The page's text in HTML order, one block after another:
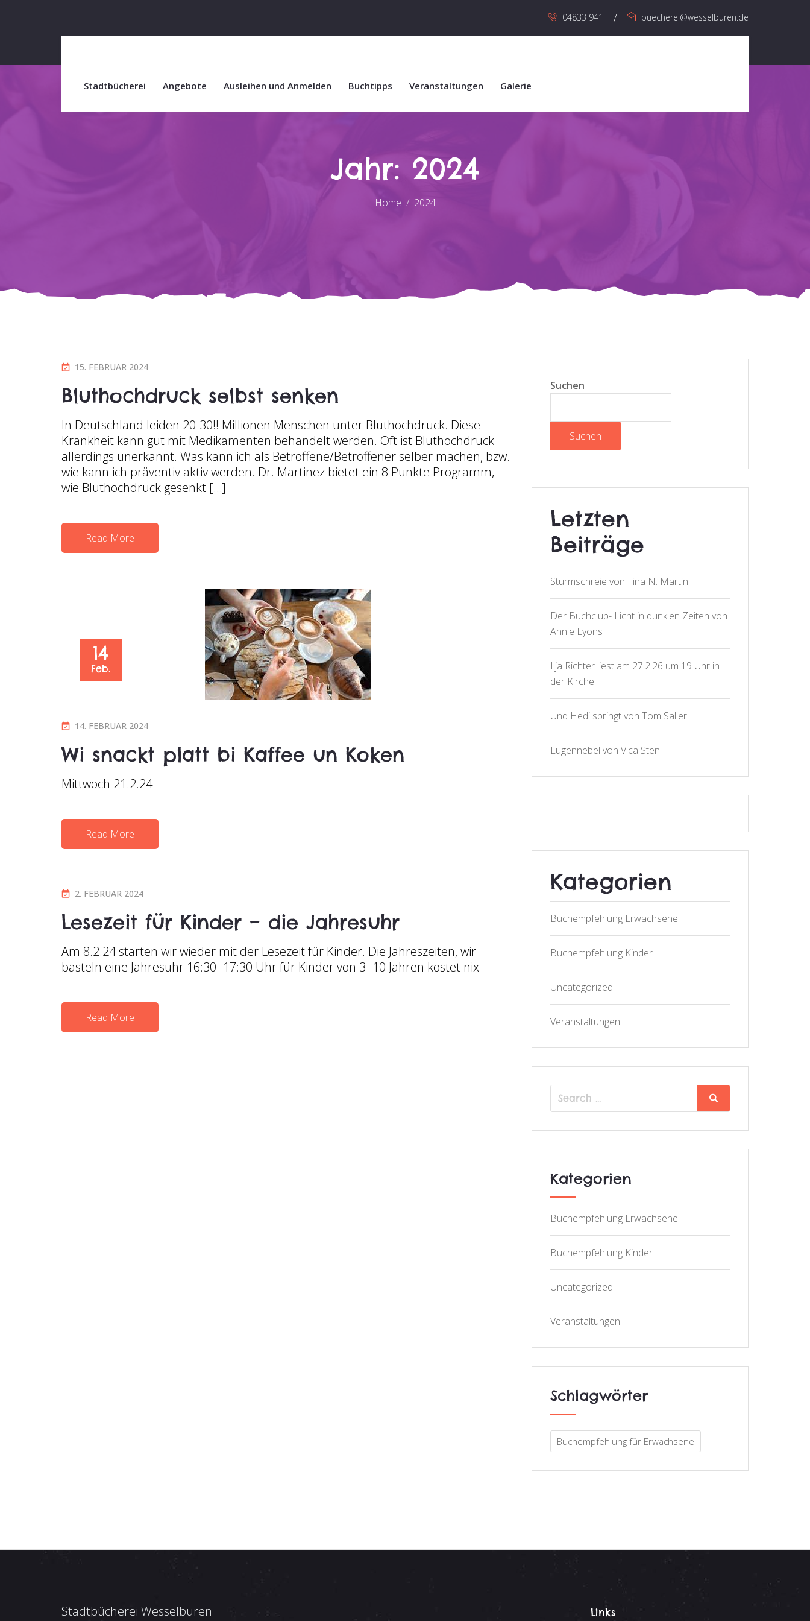
04833 941 buecherei@wesselburen.de
Stadtbücherei Angebote Ausleihen und Anmelden Buchtipps Veranstaltungen Galerie
Jahr: 2024
Home 2024
P
S
E
D
O
N
15. FEBRUAR 2024
Bluthochdruck selbst senken
In Deutschland leiden 20-30!! Millionen Menschen unter Bluthochdruck. Diese
Krankheit kann gut mit Medikamenten behandelt werden. Oft ist Bluthochdruck
allerdings unerkannt. Was kann ich als Betroffene/Betroffener selber machen, bzw.
wie kann ich präventiv aktiv werden. Dr. Martinez bietet ein 8 Punkte Programm,
wie Bluthochdruck gesenkt […]
Read More
14
Feb.
P
S
E
O
14. FEBRUAR 2024
Wi snackt platt bi Kaffee un Koken
Mittwoch 21.2.24
Read More
P
S
E
D
N
2. FEBRUAR 2024
Lesezeit für Kinder – die Jahresuhr
Am 8.2.24 starten wir wieder mit der Lesezeit für Kinder. Die Jahreszeiten, wir
basteln eine Jahresuhr 16:30- 17:30 Uhr für Kinder von 3- 10 Jahren kostet nix
Read More
Suchen
Suchen
Letzten
Beiträge
Sturmschreie von Tina N. Martin
Der Buchclub- Licht in dunklen Zeiten von
Annie Lyons
Ilja Richter liest am 27.2.26 um 19 Uhr in
der Kirche
Und Hedi springt von Tom Saller
Lügennebel von Vica Sten
Kategorien
Buchempfehlung Erwachsene
Buchempfehlung Kinder
Uncategorized
Veranstaltungen
Search
Search
Kategorien
Buchempfehlung Erwachsene
Buchempfehlung Kinder
Uncategorized
Veranstaltungen
Schlagwörter
Buchempfehlung für Erwachsene
Stadtbücherei Wesselburen Links